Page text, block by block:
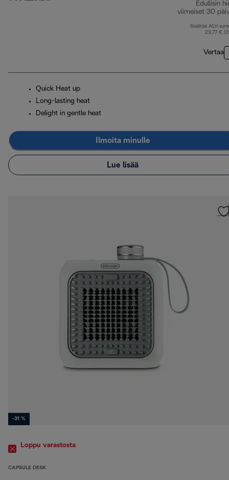
Edullisin
viimeiset 30
Sisältää ALV-
23,77 €
Vertaa
Quick Heat up
Long-lasting heat
Delight in gentle heat
Ilmoita minulle
Lue lisää
-31 %
Loppu varastosta
CAPSULE DESK